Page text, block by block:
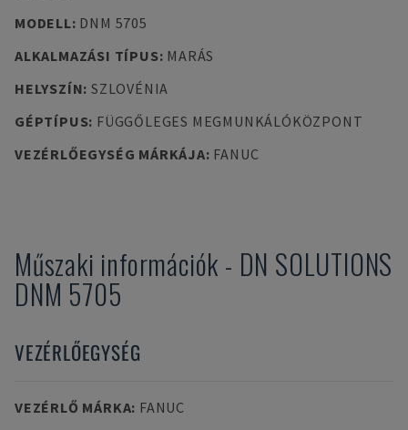
MODELL: DNM 5705
ALKALMAZÁSI TÍPUS: MARÁS
HELYSZÍN: SZLOVÉNIA
GÉPTÍPUS: FÜGGŐLEGES MEGMUNKÁLÓKÖZPONT
VEZÉRLŐEGYSÉG MÁRKÁJA: FANUC
Műszaki információk - DN SOLUTIONS
DNM 5705
VEZÉRLŐEGYSÉG
VEZÉRLŐ MÁRKA: FANUC